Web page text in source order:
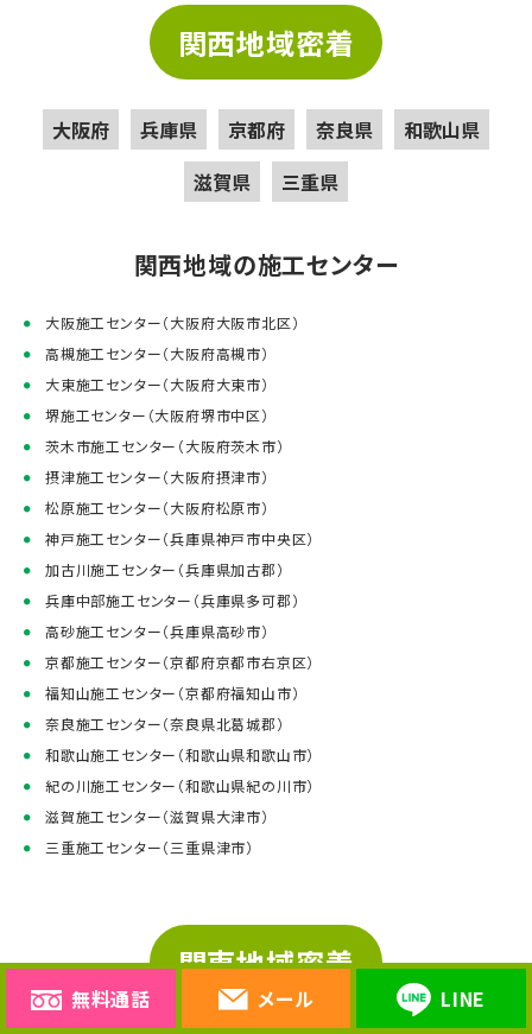
無料通話 メール LINE
関西地域密着
大阪府 兵庫県 京都府 奈良県
和歌山県
滋賀県
三重県
関西地域の施工センター
大阪施工センター（大阪府大阪市北区）
高槻施工センター（大阪府高槻市）
大東施工センター（大阪府大東市）
堺施工センター（大阪府堺市中区）
茨木市施工センター（大阪府茨木市）
摂津施工センター（大阪府摂津市）
松原施工センター（大阪府松原市）
神戸施工センター（兵庫県神戸市中央区）
加古川施工センター（兵庫県加古郡）
兵庫中部施工センター（兵庫県多可郡）
高砂施工センター（兵庫県高砂市）
京都施工センター（京都府京都市右京区）
福知山施工センター（京都府福知山市）
奈良施工センター（奈良県北葛城郡）
和歌山施工センター（和歌山県和歌山市）
紀の川施工センター（和歌山県紀の川市）
滋賀施工センター（滋賀県大津市）
三重施工センター（三重県津市）
関東地域密着